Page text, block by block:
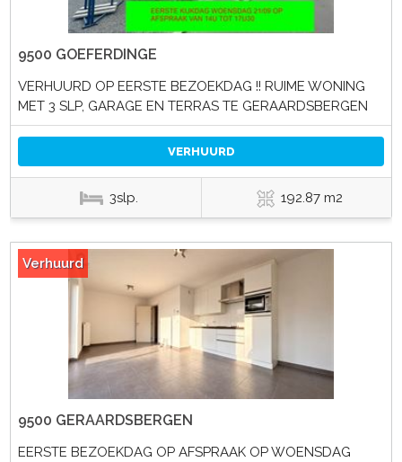
9500 GOEFERDINGE
VERHUURD OP EERSTE BEZOEKDAG !! RUIME WONING
MET 3 SLP, GARAGE EN TERRAS TE GERAARDSBERGEN
VERHUURD
3slp. 192.87 m2
Verhuurd
9500 GERAARDSBERGEN
EERSTE BEZOEKDAG OP AFSPRAAK OP WOENSDAG